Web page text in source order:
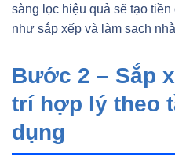
sàng lọc hiệu quả sẽ tạo
như sắp xếp và làm sạch
Bước 2 – Sắp
trí hợp lý theo
dụng